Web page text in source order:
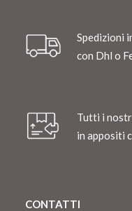
Spedizioni
con Dhl o
Tutti i
in appositi
CONTATTI